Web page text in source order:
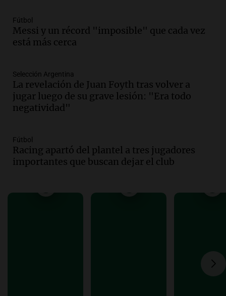
Panorama Federal
Episodios
muertes de 90 personas
Noticias
Episodios
Audio.Alertas meteorológicas en
de viento fuertes en varias provincias
Noticias
Episodios
cielo con las manos"
Fútbol
Messi y un récord "imposible" que cada vez
está más cerca
Selección Argentina
La revelación de Juan Foyth tras volver a
jugar luego de su grave lesión: "Era todo
negatividad"
Fútbol
Racing apartó del plantel a tres jugadores
importantes que buscan dejar el club